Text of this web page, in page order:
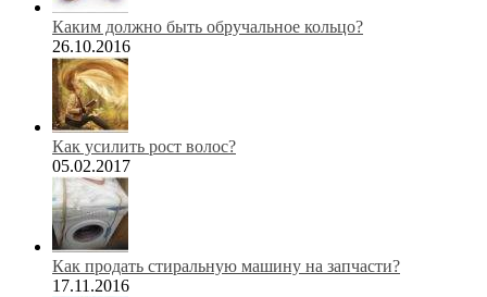
Каким должно быть обручальное кольцо?
26.10.2016
Как усилить рост волос?
05.02.2017
Как продать стиральную машину на запчасти?
17.11.2016